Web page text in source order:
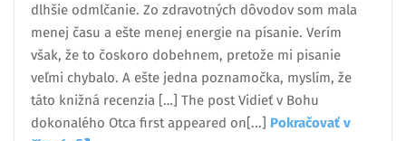
dlhšie odmlčanie. Zo zdravotných dôvodov som mala
menej času a ešte menej energie na písanie. Verím
však, že to čoskoro dobehnem, pretože mi pisanie
veľmi chybalo. A ešte jedna poznamočka, myslím, že
táto knižná recenzia […] The post Vidieť v Bohu
dokonalého Otca first appeared on[...] Pokračovať v